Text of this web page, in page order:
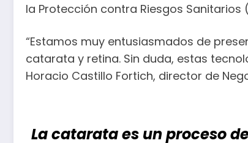
la Protección contra Riesgos Sanitarios
“Estamos muy entusiasmados de
catarata y retina. Sin duda, estas
Horacio Castillo Fortich, director de
La catarata es un proceso